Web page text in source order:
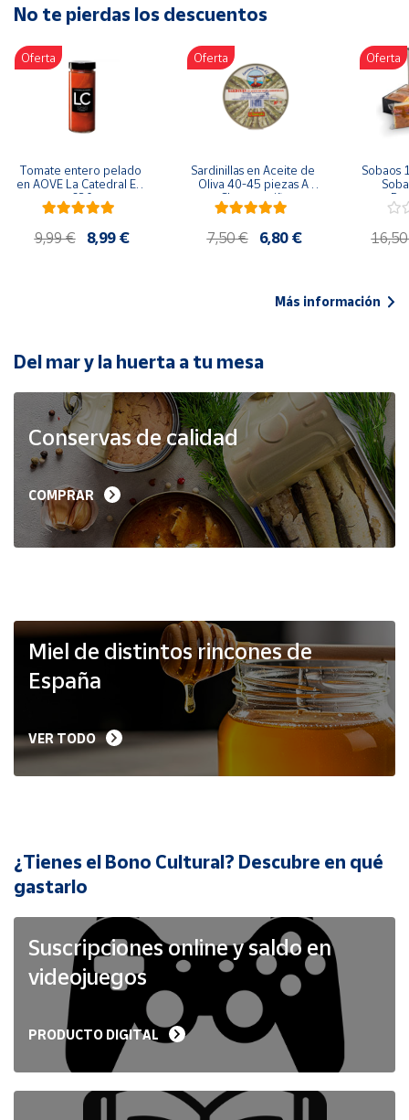
Artesanía
Oficina y
Papelería
Para Canarias,
Ceuta y Melilla
populares
Bono
Cultural
de Correos
Market
Productos
Solidarios
Ayuda
Vendedores
Mapa de
Hazte
vendedor
Cuenta
Ubicación
Península
Baleares
No te pierdas los descuentos
Oferta
Tomate entero pelado
en AOVE La Catedral ER-
630
9,99 € 8,99 €
Oferta
Sardinillas en Aceite de
Oliva 40-45 piezas A
Churrusquiña
7,50 € 6,80 €
Oferta
Sobaos
Más información
Del mar y la huerta a tu mesa
Conservas de calidad
COMPRAR
Miel de distintos rincones de
España
VER TODO
¿Tienes el Bono Cultural? Descubre en qué
gastarlo
Suscripciones online y saldo en
videojuegos
PRODUCTO DIGITAL